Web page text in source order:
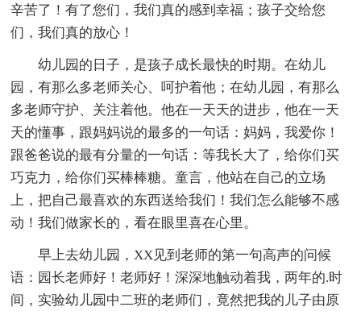
辛苦了！有了您们，我们真的感到幸福；孩子交给您
们，我们真的放心！
幼儿园的日子，是孩子成长最快的时期。在幼儿
园，有那么多老师关心、呵护着他；在幼儿园，有那么
多老师守护、关注着他。他在一天天的进步，他在一天
天的懂事，跟妈妈说的最多的一句话：妈妈，我爱你！
跟爸爸说的最有分量的一句话：等我长大了，给你们买
巧克力，给你们买棒棒糖。童言，他站在自己的立场
上，把自己最喜欢的东西送给我们！我们怎么能够不感
动！我们做家长的，看在眼里喜在心里。
早上去幼儿园，XX见到老师的第一句高声的问候
语：园长老师好！老师好！深深地触动着我，两年的.时
间，实验幼儿园中二班的老师们，竟然把我的儿子由原